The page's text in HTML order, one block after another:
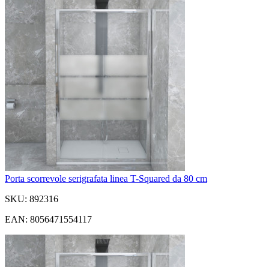
Porta scorrevole serigrafata linea T-Squared da 80 cm
SKU: 892316
EAN: 8056471554117